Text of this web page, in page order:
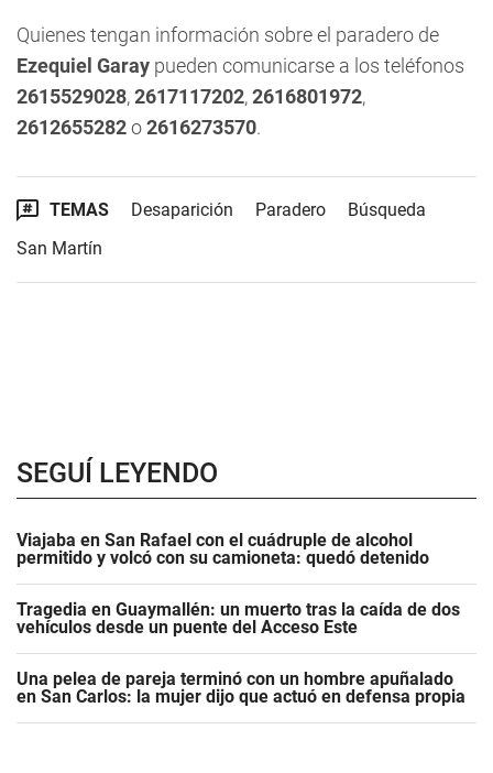
Quienes tengan información sobre el paradero de
Ezequiel Garay pueden comunicarse a los teléfonos
2615529028,2617117202,2616801972,
2612655282o2616273570.
TEMAS Desaparición Paradero
Búsqueda
San Martín
SEGUÍ LEYENDO
Viajaba en San Rafael con el cuádruple de alcohol
permitido y volcó con su camioneta: quedó detenido
Tragedia en Guaymallén: un muerto tras la caída de dos
vehículos desde un puente del Acceso Este
Una pelea de pareja terminó con un hombre apuñalado
en San Carlos: la mujer dijo que actuó en defensa propia